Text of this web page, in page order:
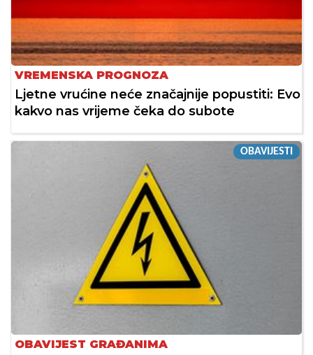
VREMENSKA PROGNOZA
Ljetne vrućine neće značajnije popustiti: Evo
kakvo nas vrijeme čeka do subote
OBAVIJESTI
OBAVIJEST GRAĐANIMA